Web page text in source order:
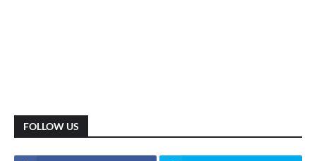
FOLLOW US